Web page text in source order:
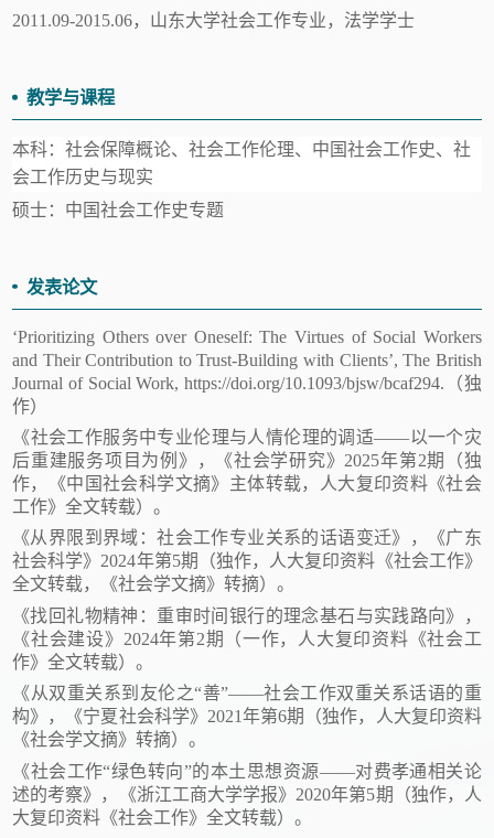
2011.09-2015.06，山东大学社会工作专业，法学学士
教学与课程
本科：社会保障概论、社会工作伦理、中国社会工作史、社
会工作历史与现实
硕士：中国社会工作史专题
发表论文
‘Prioritizing Others over Oneself: The Virtues of Social Workers
and Their Contribution to Trust-Building with Clients’, The British
Journal of Social Work, https://doi.org/10.1093/bjsw/bcaf294.（独
作）
《社会工作服务中专业伦理与人情伦理的调适——以一个灾
后重建服务项目为例》，《社会学研究》2025年第2期（独
作，《中国社会科学文摘》主体转载，人大复印资料《社会
工作》全文转载）。
《从界限到界域：社会工作专业关系的话语变迁》，《广东
社会科学》2024年第5期（独作，人大复印资料《社会工作》
全文转载，《社会学文摘》转摘）。
《找回礼物精神：重审时间银行的理念基石与实践路向》，
《社会建设》2024年第2期（一作，人大复印资料《社会工
作》全文转载）。
《从双重关系到友伦之“善”——社会工作双重关系话语的重
构》，《宁夏社会科学》2021年第6期（独作，人大复印资料
《社会学文摘》转摘）。
《社会工作“绿色转向”的本土思想资源——对费孝通相关论
述的考察》，《浙江工商大学学报》2020年第5期（独作，人
大复印资料《社会工作》全文转载）。